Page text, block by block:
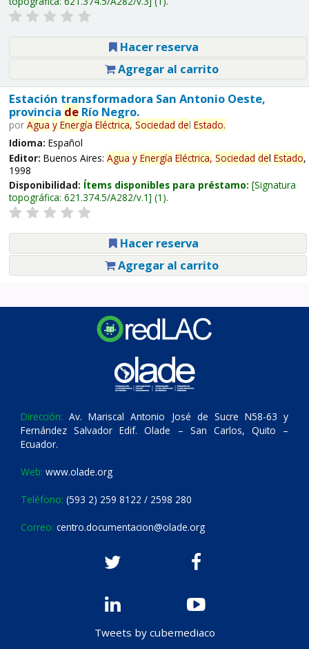
Hacer reserva
Agregar al carrito
Estación transformadora San Antonio Oeste,
provincia deRío Negro.
por Agua y Energía Eléctrica, Sociedad del Estado.
Idioma: Español
Editor: Buenos Aires: Agua y Energía Eléctrica, Sociedad del Estado,
1998
Disponibilidad: Ítems disponibles para préstamo: Signatura
topográfica: 621.374.5/A282/v.1 (1).
Hacer reserva
Agregar al carrito
Dirección: Av. Mariscal Antonio José de Sucre N58-63 y
Fernández Salvador Edif. Olade – San Carlos, Quito –
Ecuador.
Web: www.olade.org
Teléfono: (593 2) 259 8122 / 2598 280
Correo: centro.documentacion@olade.org
Tweets by cubemediaco